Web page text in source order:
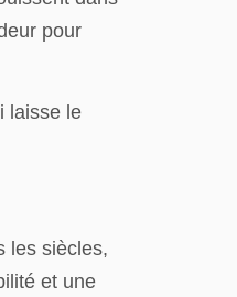
pour
laisse le
les siècles,
et une